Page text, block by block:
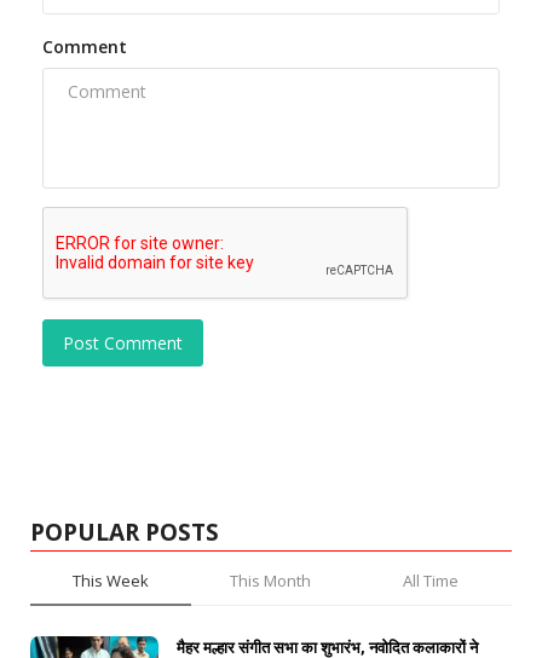
Comment
Post Comment
POPULAR POSTS
This Week This Month All Time
मैहर मल्हार संगीत सभा का शुभारंभ, नवोदित कलाकारों ने